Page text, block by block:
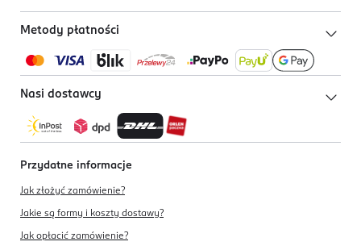
Metody płatności
Nasi dostawcy
Przydatne informacje
Jak złożyć zamówienie?
Jakie są formy i koszty dostawy?
Jak opłacić zamówienie?